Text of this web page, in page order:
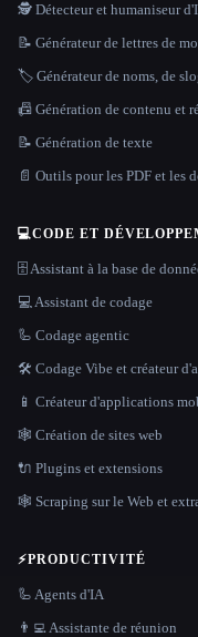
🕵️ Détecteur et humaniseur
📝 Générateur de lettres de
🏷️ Générateur de noms, de
📠 Génération de contenu et
📝 Génération de texte
📄 Outils pour les PDF et les
💻CODE ET
🗄️ Assistant à la base de
💻 Assistant de codage
🦾 Codage agentic
🛠️ Codage Vibe et créateur
📱 Créateur d'applications
🕸 Création de sites web
🔌 Plugins et extensions
🕸️ Scraping sur le Web et
⚡PRODUCTIVITÉ
🦾 Agents d'IA
👨‍💻 Assistante de réunion